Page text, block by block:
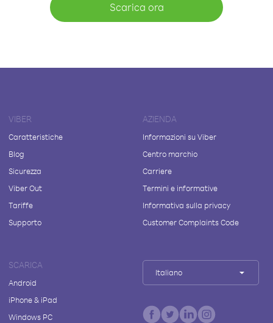
Scarica ora
VIBER
Caratteristiche
Blog
Sicurezza
Viber Out
Tariffe
Supporto
AZIENDA
Informazioni su Viber
Centro marchio
Carriere
Termini e informative
Informativa sulla privacy
Customer Complaints Code
SCARICA
Android
iPhone & iPad
Windows PC
Italiano